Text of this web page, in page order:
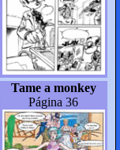
Tame a monkey
Página 36